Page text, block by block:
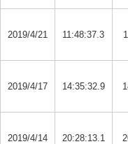
2019/4/21 11:48:37.3
2019/4/17 14:35:32.9
2019/4/14 20:28:13.1